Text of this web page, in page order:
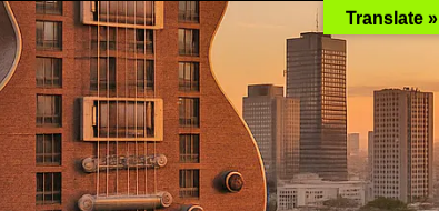
Translate »